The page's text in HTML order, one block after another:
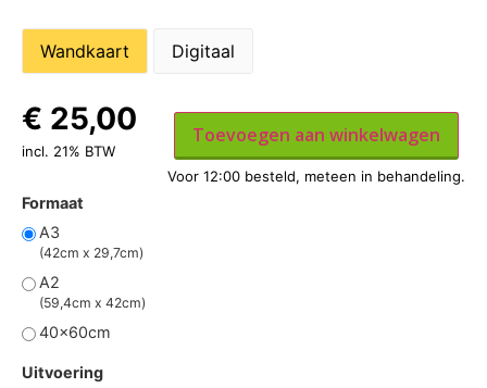
Wandkaart Digitaal
Formaat
A3
(42cm x 29,7cm)
A2
(59,4cm x 42cm)
40x60cm
Uitvoering
€ 25,00
incl. 21% BTW
Toevoegen aan winkelwagen